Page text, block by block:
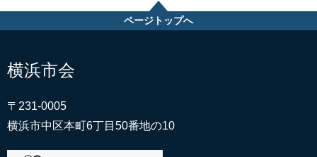
ページトップへ
横浜市会
〒231-0005
横浜市中区本町6丁目50番地の10